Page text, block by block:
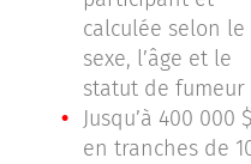
calculée selon le
sexe, l’âge et le
statut de fumeur
Jusqu’à 400 000
en tranches de